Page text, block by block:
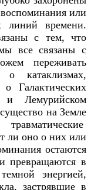
или
линий времени.
с тем, что
все связаны с
переживать
о катаклизмах,
Галактических
и Лемурийском
на Земле
ли оно о них или
остаются
превращаются в
энергией,
застрявшие в